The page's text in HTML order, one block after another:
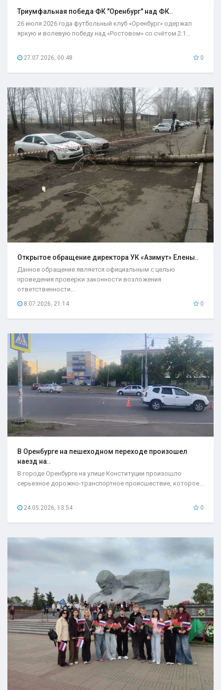
Триумфальная победа ФК "Оренбург" над ФК..
26 июля 2026 года футбольный клуб «Оренбург» одержал
яркую и волевую победу над «Ростовом» со счётом 2:1...
27.07.2026, 00:48 0
Открытое обращение директора УК «Азимут» Елены..
Данное обращение является официальным с целью
проведения проверки законности возложения
ответственности...
8.07.2026, 21:14 0
В Оренбурге на пешеходном переходе произошел
наезд на..
В городе Оренбурге на улице Конституции произошло
серьезное дорожно-транспортное происшествие, которое...
24.05.2026, 13:54 0